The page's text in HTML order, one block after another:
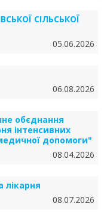
СІЛЬСЬКОЇ
05.06.2026
06.08.2026
обєднання
інтенсивних
допомоги"
08.04.2026
лікарня
08.07.2026